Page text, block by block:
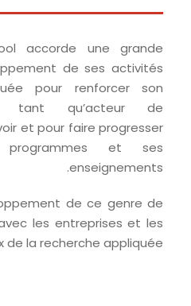
accorde une grande
de ses activités
pour renforcer son
tant qu’acteur de
et pour faire progresser
programmes et ses
enseignements.
de ce genre de
les entreprises et les
de la recherche appliquée.